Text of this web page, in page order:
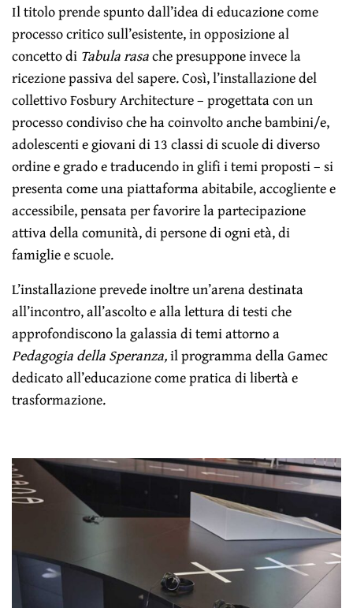
Il titolo prende spunto dall’idea di educazione come
processo critico sull’esistente, in opposizione al
concetto di Tabula rasache presuppone invece la
ricezione passiva del sapere. Così, l’installazione del
collettivo Fosbury Architecture – progettata con un
processo condiviso che ha coinvolto anche bambini/e,
adolescenti e giovani di 13 classi di scuole di diverso
ordine e grado e traducendo in glifi i temi proposti – si
presenta come una piattaforma abitabile, accogliente e
accessibile, pensata per favorire la partecipazione
attiva della comunità, di persone di ogni età, di
famiglie e scuole.
L’installazione prevede inoltre un’arena destinata
all’incontro, all’ascolto e alla lettura di testi che
approfondiscono la galassia di temi attorno a
Pedagogia della Speranza,il programma della Gamec
dedicato all’educazione come pratica di libertà e
trasformazione.